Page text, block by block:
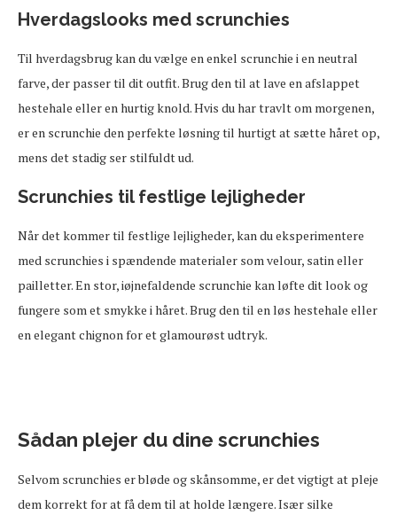
Hverdagslooks med scrunchies
Til hverdagsbrug kan du vælge en enkel scrunchie i en neutral
farve, der passer til dit outfit. Brug den til at lave en afslappet
hestehale eller en hurtig knold. Hvis du har travlt om morgenen,
er en scrunchie den perfekte løsning til hurtigt at sætte håret op,
mens det stadig ser stilfuldt ud.
Scrunchies til festlige lejligheder
Når det kommer til festlige lejligheder, kan du eksperimentere
med scrunchies i spændende materialer som velour, satin eller
pailletter. En stor, iøjnefaldende scrunchie kan løfte dit look og
fungere som et smykke i håret. Brug den til en løs hestehale eller
en elegant chignon for et glamourøst udtryk.
Sådan plejer du dine scrunchies
Selvom scrunchies er bløde og skånsomme, er det vigtigt at pleje
dem korrekt for at få dem til at holde længere. Især silke